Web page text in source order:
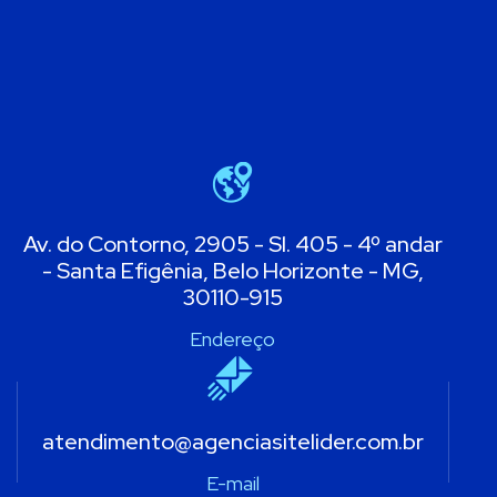
Av. do Contorno, 2905 - Sl. 405 - 4º andar
- Santa Efigênia, Belo Horizonte - MG,
30110-915
Endereço
atendimento@agenciasitelider.com.br
E-mail